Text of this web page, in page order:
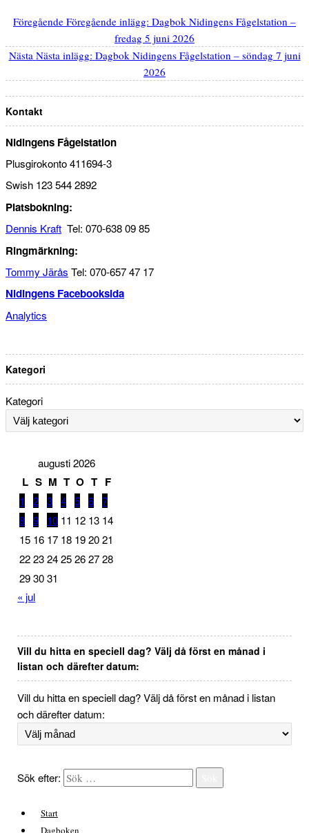
Föregående Föregående inlägg: Dagbok Nidingens Fågelstation –
fredag 5 juni 2026
Nästa Nästa inlägg: Dagbok Nidingens Fågelstation – söndag 7 juni
2026
Kontakt
Nidingens Fågelstation
Plusgirokonto 411694-3
Swish 123 544 2892
Platsbokning:
Dennis Kraft Tel: 070-638 09 85
Ringmärkning:
Tommy Järås Tel: 070-657 47 17
Nidingens Facebooksida
Analytics
Kategori
Kategori
augusti 2026
L S M T O T F
1 2 3 4 5 6 7
8 9 10 11 12 13 14
15 16 17 18 19 20 21
22 23 24 25 26 27 28
29 30 31
« jul
Vill du hitta en speciell dag? Välj då först en månad i
listan och därefter datum:
Vill du hitta en speciell dag? Välj då först en månad i listan
och därefter datum:
Sök efter:
Start
Dagboken